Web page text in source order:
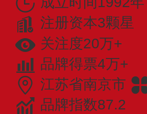
注册资本3颗星
关注度20万+
品牌得票4万+
江苏省南京市
品牌指数87.2